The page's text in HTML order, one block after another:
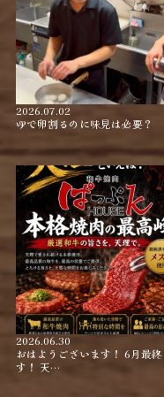
2026.07.02
ゆで卵割るのに味見は必要？
2026.06.30
おはようございます！ 6月最
す！ 天…